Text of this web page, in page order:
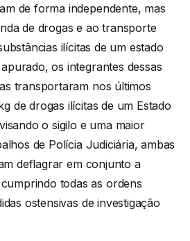
de forma independente, mas
de drogas e ao transporte
ilícitas de um estado
os integrantes dessas
transportaram nos últimos
de drogas ilícitas de um Estado
o sigilo e uma maior
de Polícia Judiciária, ambas
deflagrar em conjunto a
todas as ordens
ostensivas de investigação